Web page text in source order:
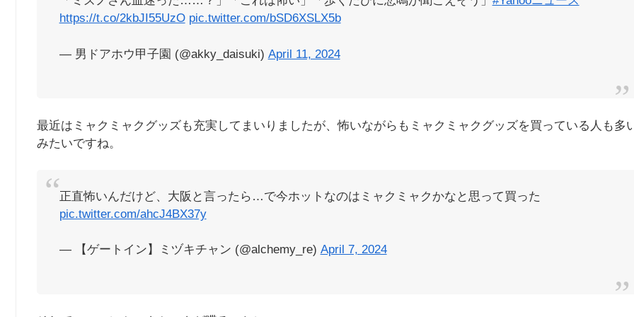
https://t.co/2kbJI55UzO pic.twitter.com/bSD6XSLX5b
— 男ドアホウ甲子園 (@akky_daisuki) April 11, 2024
最近はミャクミャクグッズも充実してまいりましたが、怖いながらもミャクミャクグッズを買っている人も多
みたいですね。
正直怖いんだけど、大阪と言ったら…で今ホットなのはミャクミャクかなと思って買った
pic.twitter.com/ahcJ4BX37y
— 【ゲートイン】ミヅキチャン (@alchemy_re) April 7, 2024